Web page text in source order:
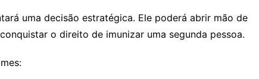
uma decisão estratégica. Ele poderá abrir mão de
o direito de imunizar uma segunda pessoa.